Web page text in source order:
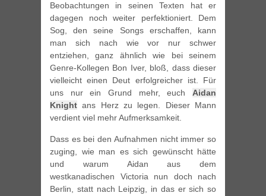
Beobachtungen in seinen Texten hat er
dagegen noch weiter perfektioniert. Dem
Sog, den seine Songs erschaffen, kann
man sich nach wie vor nur schwer
entziehen, ganz ähnlich wie bei seinem
Genre-Kollegen Bon Iver, bloß, dass dieser
vielleicht einen Deut erfolgreicher ist. Für
uns nur ein Grund mehr, euch Aidan
Knight ans Herz zu legen. Dieser Mann
verdient viel mehr Aufmerksamkeit.
Dass es bei den Aufnahmen nicht immer so
zuging, wie man es sich gewünscht hätte
und warum Aidan aus dem
westkanadischen Victoria nun doch nach
Berlin, statt nach Leipzig, in das er sich so